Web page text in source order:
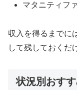
マタニティフ
収入を得るまでに
して残しておくだ
状況別おす